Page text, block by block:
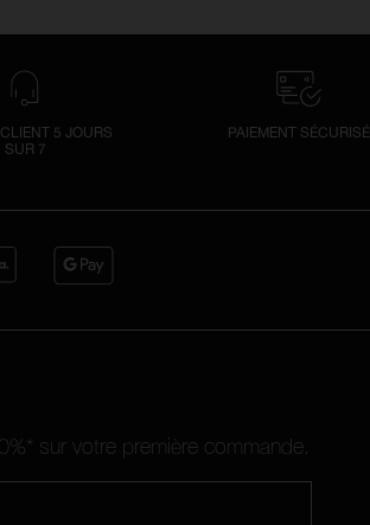
5 JOURS
SUR 7
PAIEMENT SÉCURISÉ
sur votre première commande.